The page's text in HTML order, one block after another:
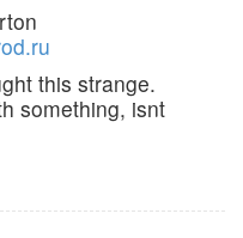
this strange.
something, isnt